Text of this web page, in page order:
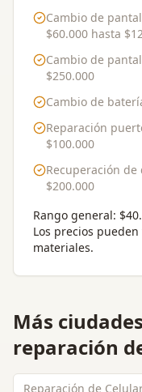
Cambio de
$60.000 hasta
Cambio de
$250.000
Cambio de
Reparación
$100.000
Recuperación de
$200.000
Rango general:
Los precios
materiales.
Más
reparación
Reparación de